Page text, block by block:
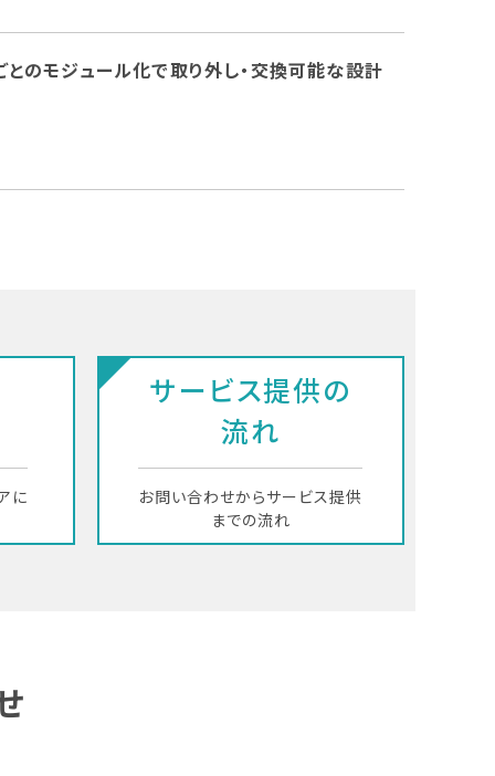
とのモジュール化で取り外し・交換可能な設計
に
サービス提供の
流れ
お問い合わせからサービス提供
までの流れ